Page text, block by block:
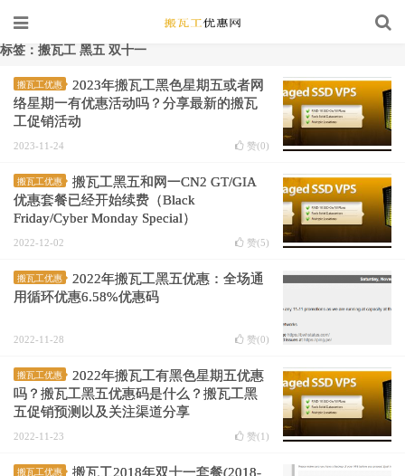
标签：搬瓦工 黑五 双十一
搬瓦工优惠
2023年搬瓦工黑色星期五或者网
络星期一有优惠活动吗？分享最新的搬瓦
工促销活动
2023-11-24 赞(0)
搬瓦工优惠
搬瓦工黑五和网一CN2 GT/GIA
优惠套餐已经开始续费（Black
Friday/Cyber Monday Special）
2022-12-02 赞(5)
搬瓦工优惠
2022年搬瓦工黑五优惠：全场通
用循环优惠6.58%优惠码
2022-11-28 赞(0)
搬瓦工优惠
2022年搬瓦工有黑色星期五优惠
吗？搬瓦工黑五优惠码是什么？搬瓦工黑
五促销预测以及关注渠道分享
2022-11-23 赞(1 )
搬瓦工优惠
搬瓦工2018年双十一套餐(2018-